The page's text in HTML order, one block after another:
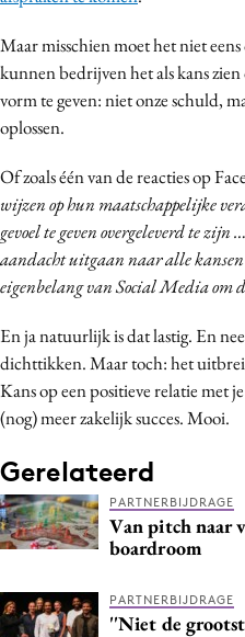
Maar misschien moet het niet
kunnen bedrijven het als kans
vorm te geven: niet onze schuld,
oplossen.
Of zoals één van de reacties op
wijzen op hun maatschappelijke
gevoel te geven overgeleverd te zijn
aandacht uitgaan naar alle
eigenbelang van Social Media om
En ja natuurlijk is dat lastig. En
dichttikken. Maar toch: het
Kans op een positieve relatie met
(nog) meer zakelijk succes. Mooi.
Gerelateerd
PARTNERBIJDRAGE
Van pitch naar
boardroom
PARTNERBIJDRAGE
''Niet de